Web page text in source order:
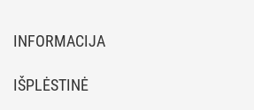
INFORMACIJA
IŠPLĖSTINĖ